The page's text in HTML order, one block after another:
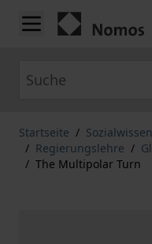
Zum Inhalt springen
Startseite /
/ Regierungslehre /
/ The Multipolar Turn